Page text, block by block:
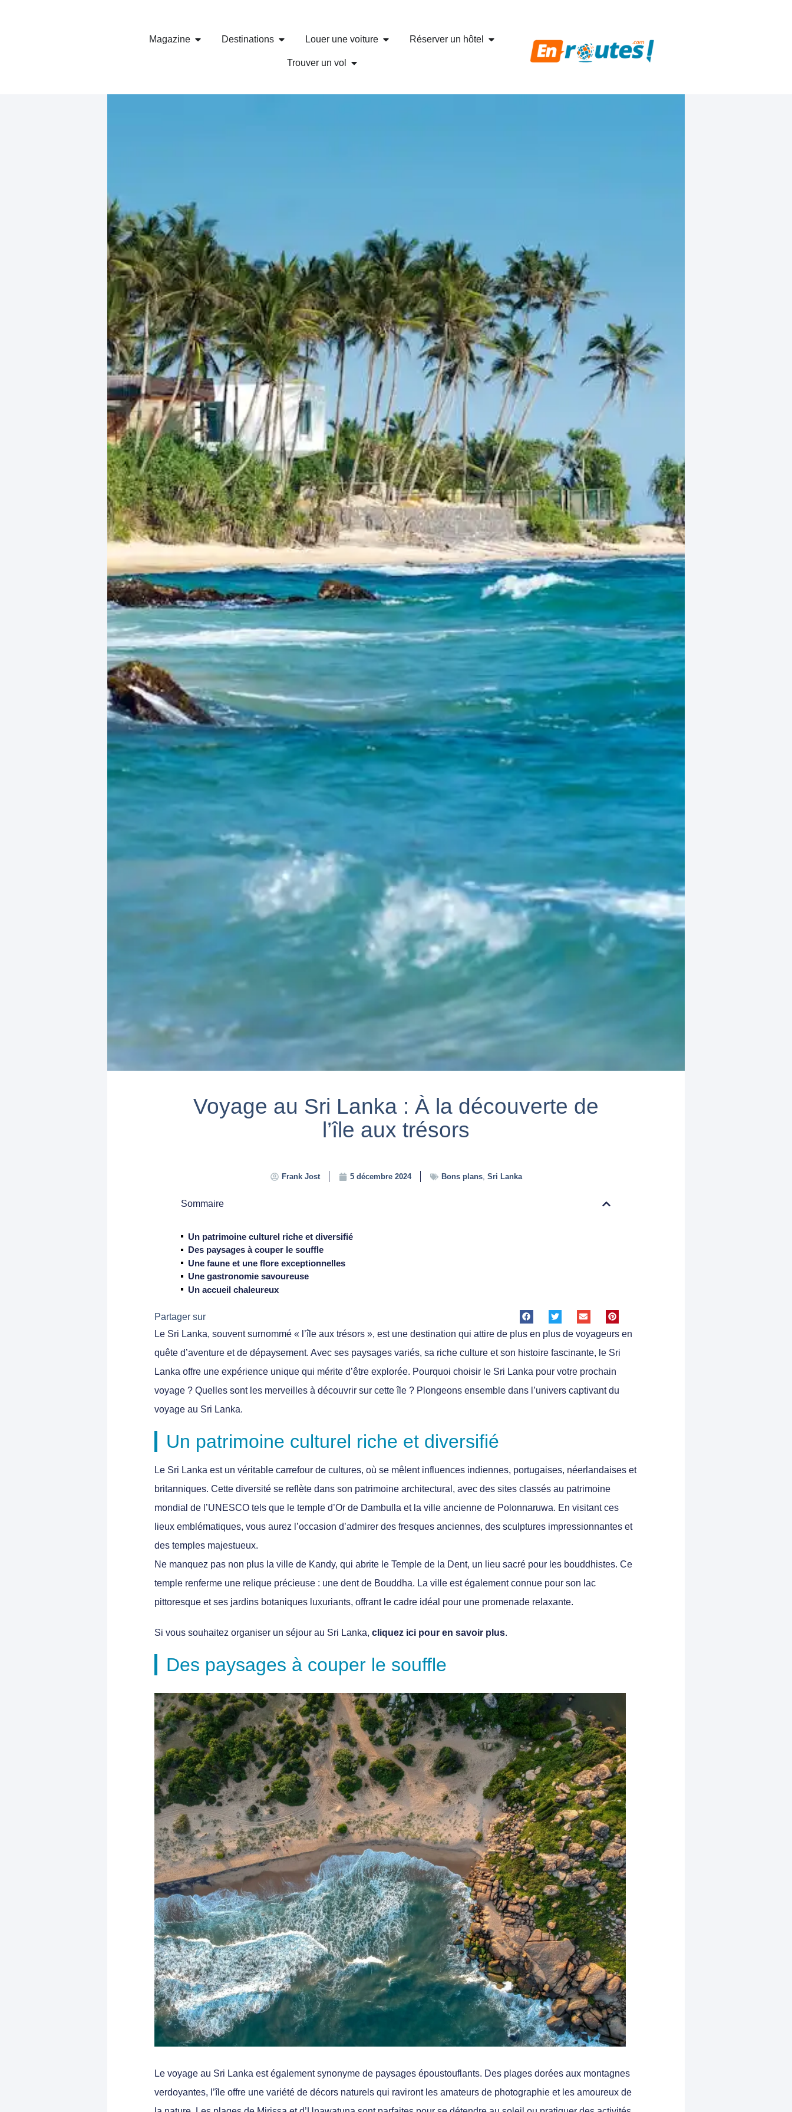
Magazine Destinations Louer une voiture Réserver un hôtel
Trouver un vol
Voyage au Sri Lanka : À la découverte de
l’île aux trésors
Frank Jost 5 décembre 2024 Bons plans, Sri Lanka
Sommaire
Un patrimoine culturel riche et diversifié
Des paysages à couper le souffle
Une faune et une flore exceptionnelles
Une gastronomie savoureuse
Un accueil chaleureux
Partager sur
Le Sri Lanka, souvent surnommé « l’île aux trésors », est une destination qui attire de plus en plus de voyageurs en
quête d’aventure et de dépaysement. Avec ses paysages variés, sa riche culture et son histoire fascinante, le Sri
Lanka offre une expérience unique qui mérite d’être explorée. Pourquoi choisir le Sri Lanka pour votre prochain
voyage ? Quelles sont les merveilles à découvrir sur cette île ? Plongeons ensemble dans l’univers captivant du
voyage au Sri Lanka.
Un patrimoine culturel riche et diversifié
Le Sri Lanka est un véritable carrefour de cultures, où se mêlent influences indiennes, portugaises, néerlandaises et
britanniques. Cette diversité se reflète dans son patrimoine architectural, avec des sites classés au patrimoine
mondial de l’UNESCO tels que le temple d’Or de Dambulla et la ville ancienne de Polonnaruwa. En visitant ces
lieux emblématiques, vous aurez l’occasion d’admirer des fresques anciennes, des sculptures impressionnantes et
des temples majestueux.
Ne manquez pas non plus la ville de Kandy, qui abrite le Temple de la Dent, un lieu sacré pour les bouddhistes. Ce
temple renferme une relique précieuse : une dent de Bouddha. La ville est également connue pour son lac
pittoresque et ses jardins botaniques luxuriants, offrant le cadre idéal pour une promenade relaxante.
Si vous souhaitez organiser un séjour au Sri Lanka, cliquez ici pour en savoir plus.
Des paysages à couper le souffle
Le voyage au Sri Lanka est également synonyme de paysages époustouflants. Des plages dorées aux montagnes
verdoyantes, l’île offre une variété de décors naturels qui raviront les amateurs de photographie et les amoureux de